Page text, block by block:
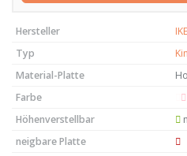
Hersteller
Typ
Material-Platte
Farbe
Höhenverstellbar
neigbare Platte